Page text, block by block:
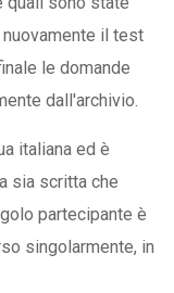
il test
le domande
dall'archivio.
italiana ed è
sia scritta che
partecipante è
singolarmente, in